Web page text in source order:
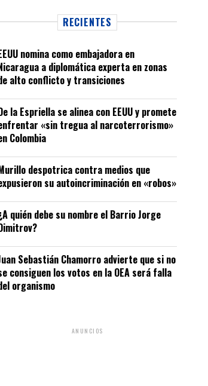
RECIENTES
nomina como embajadora en
a diplomática experta en zonas
alto conflicto y transiciones
la Espriella se alinea con EEUU y promete
«sin tregua al narcoterrorismo»
Colombia
despotrica contra medios que
su autoincriminación en «robos»
quién debe su nombre el Barrio Jorge
Sebastián Chamorro advierte que si no
consiguen los votos en la OEA será falla
organismo
ANUNCIOS